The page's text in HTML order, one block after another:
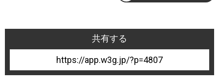
共有する
4807